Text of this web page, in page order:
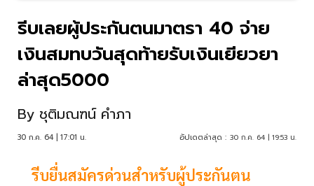
รีบเลยผู้ประกันตนมาตรา 40 จ่าย
เงินสมทบวันสุดท้ายรับเงินเยียวยา
ล่าสุด5000
By ชุติมณฑน์ คำภา
30 ก.ค. 64 | 17:01 น. อัปเดตล่าสุด : 30 ก.ค. 64 | 19:53 น.
รีบยื่นสมัครด่วนสำหรับผู้ประกันตน